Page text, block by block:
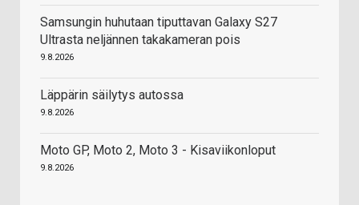
Samsungin huhutaan tiputtavan Galaxy S27
Ultrasta neljännen takakameran pois
9.8.2026
Läppärin säilytys autossa
9.8.2026
Moto GP, Moto 2, Moto 3 - Kisaviikonloput
9.8.2026